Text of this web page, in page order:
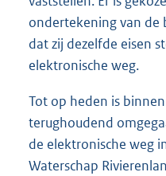
ondertekening van de
dat zij dezelfde eisen
elektronische weg.
Tot op heden is
terughoudend
de elektronische weg
Waterschap